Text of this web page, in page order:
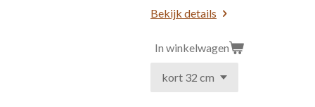
Bekijk details
In winkelwagen